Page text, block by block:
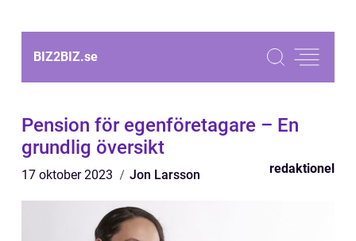
BIZ2BIZ.se
Pension för egenföretagare – En
grundlig översikt
17 oktober 2023 Jon Larsson redaktionel